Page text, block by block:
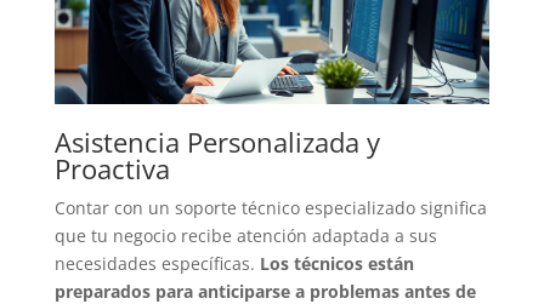
Asistencia Personalizada y
Proactiva
Contar con un soporte técnico especializado significa
que tu negocio recibe atención adaptada a sus
necesidades específicas. Los técnicos están
preparados para anticiparse a problemas antes de